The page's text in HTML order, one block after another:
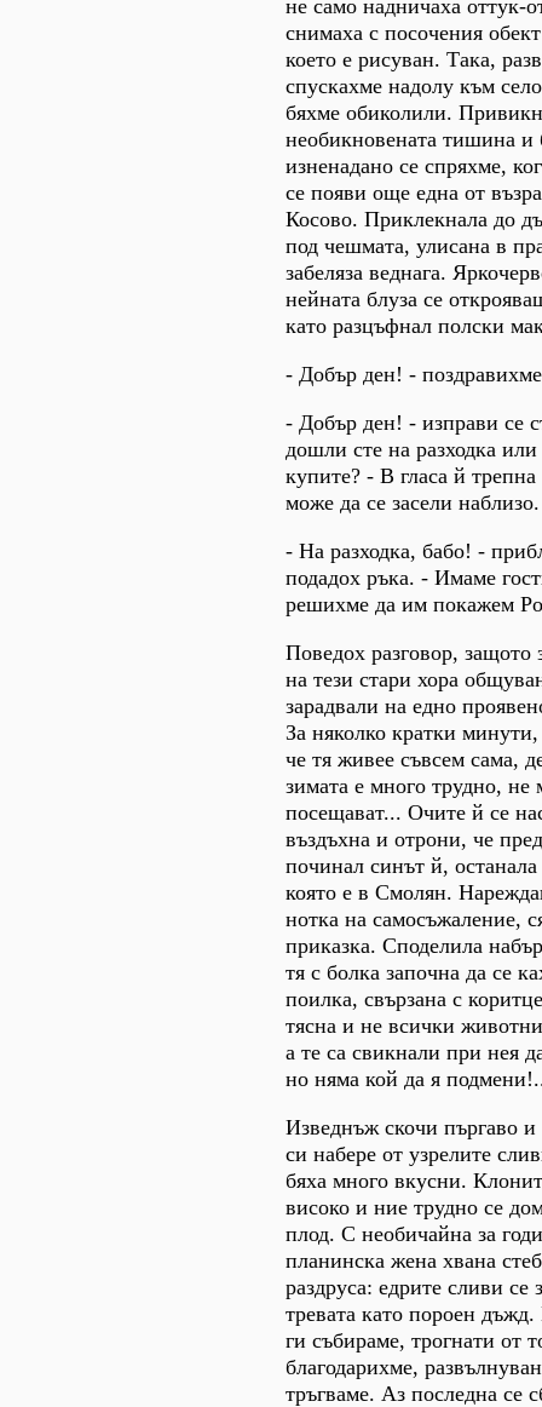
не само надничаха оттук-
снимаха с посочения
което е рисуван. Така,
спускахме надолу към
бяхме обиколили.
необикновената тишина и
изненадано се спряхме,
се появи още една от
Косово. Приклекнала до
под чешмата, улисана в
забеляза веднага.
нейната блуза се
като разцъфнал полски
- Добър ден! -
- Добър ден! - изправи се
дошли сте на разходка
купите? - В гласа й
може да се засели наблизо.
- На разходка, бабо! -
подадох ръка. - Имаме
решихме да им покажем
Поведох разговор, защото
на тези стари хора
зарадвали на едно
За няколко кратки
че тя живее съвсем сама,
зимата е много трудно, не
посещават... Очите й се
въздъхна и отрони, че
починал синът й,
която е в Смолян.
нотка на самосъжаление,
приказка. Споделила
тя с болка започна да се
поилка, свързана с
тясна и не всички
а те са свикнали при нея
но няма кой да я
Изведнъж скочи пъргаво
си набере от узрелите
бяха много вкусни.
високо и ние трудно се
плод. С необичайна за
планинска жена хвана
раздруса: едрите сливи се
тревата като пороен
ги събираме, трогнати от
благодарихме,
тръгваме. Аз последна се